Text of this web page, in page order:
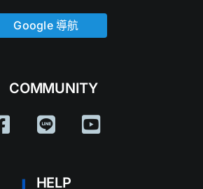
HELP
Google 導航
COMMUNITY